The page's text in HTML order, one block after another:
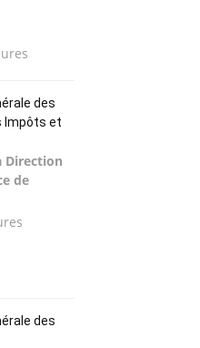
des
Impôts et
Direction
de
des